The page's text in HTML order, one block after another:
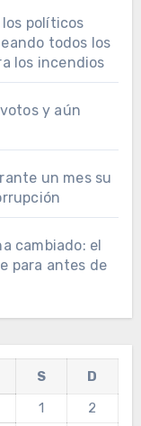
los políticos
todos los
los incendios
y aún
un mes su
cambiado: el
para antes de
S
D
1
2